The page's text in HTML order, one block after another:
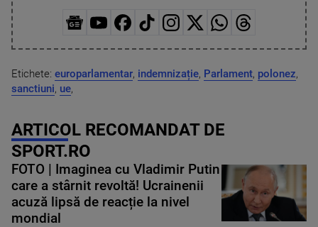
Etichete: europarlamentar, indemnizație, Parlament, polonez,
sanctiuni, ue,
ARTICOL RECOMANDAT DE
SPORT.RO
FOTO | Imaginea cu Vladimir Putin
care a stârnit revoltă! Ucrainenii
acuză lipsă de reacție la nivel
mondial